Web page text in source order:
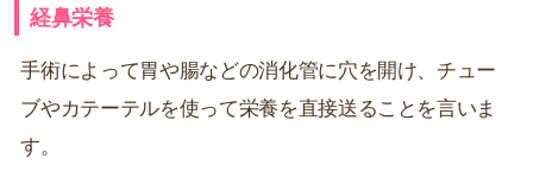
経鼻栄養
手術によって胃や腸などの消化管に穴を開け、チュー
ブやカテーテルを使って栄養を直接送ることを言いま
す。